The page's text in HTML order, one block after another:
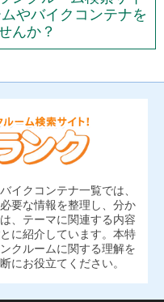
やバイクコンテナを
んか？
イクコンテナ一覧では、
要な情報を整理し、分か
、テーマに関連する内容
に紹介しています。本特
クルームに関する理解を
にお役立てください。